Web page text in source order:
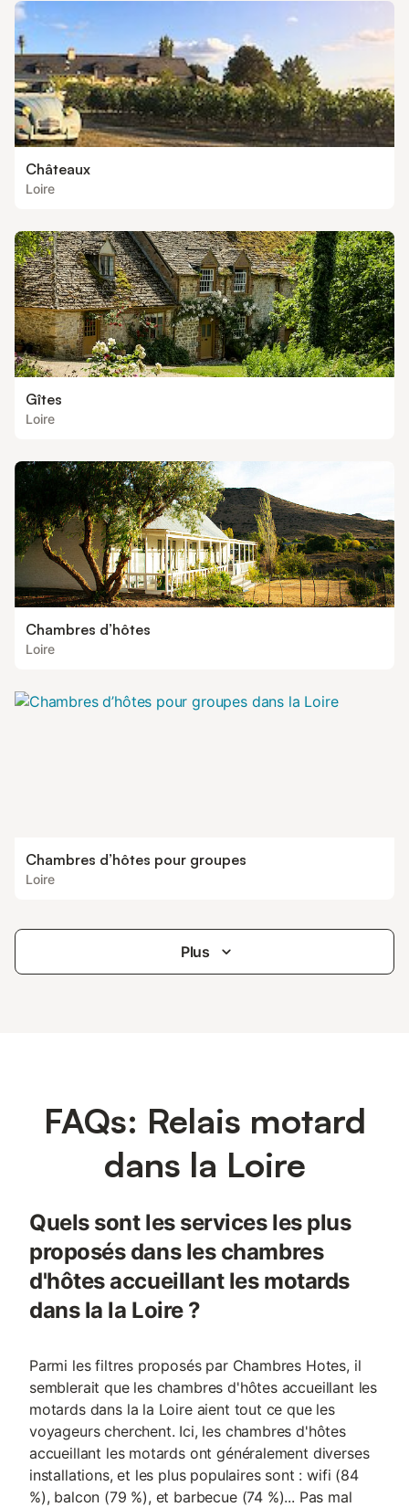
Châteaux
Loire
Gîtes
Loire
Chambres d’hôtes
Loire
Chambres d’hôtes pour groupes
Loire
Plus
FAQs: Relais motard
dans la Loire
Quels sont les services les plus
proposés dans les chambres
d'hôtes accueillant les motards
dans la la Loire ?
Parmi les filtres proposés par Chambres Hotes, il
semblerait que les chambres d'hôtes accueillant les
motards dans la la Loire aient tout ce que les
voyageurs cherchent. Ici, les chambres d'hôtes
accueillant les motards ont généralement diverses
installations, et les plus populaires sont : wifi (84
%), balcon (79 %), et barbecue (74 %)... Pas mal